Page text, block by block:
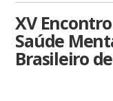
XV
Saúde
Brasileiro